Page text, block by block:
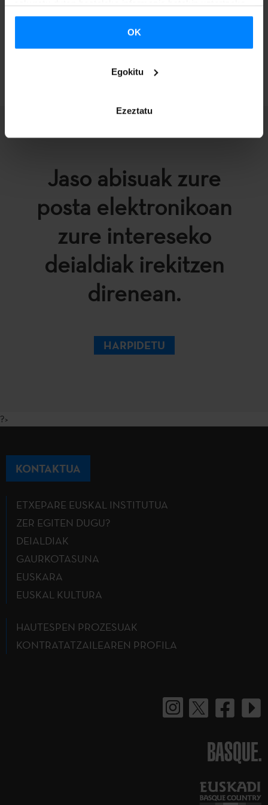
eskuratu duten bestelako informazio batekin uztartzeko.
OK
Egokitu
Ezeztatu
Ikastaroarenprogramazio osoakontsultagarri dago sarean.
Jaso abisuak zure
posta elektronikoan
zure intereseko
deialdiak irekitzen
direnean.
HARPIDETU
?>
KONTAKTUA
ETXEPARE EUSKAL INSTITUTUA
ZER EGITEN DUGU?
DEIALDIAK
GAURKOTASUNA
EUSKARA
EUSKAL KULTURA
HAUTESPEN PROZESUAK
KONTRATATZAILEAREN PROFILA
BASQUE.